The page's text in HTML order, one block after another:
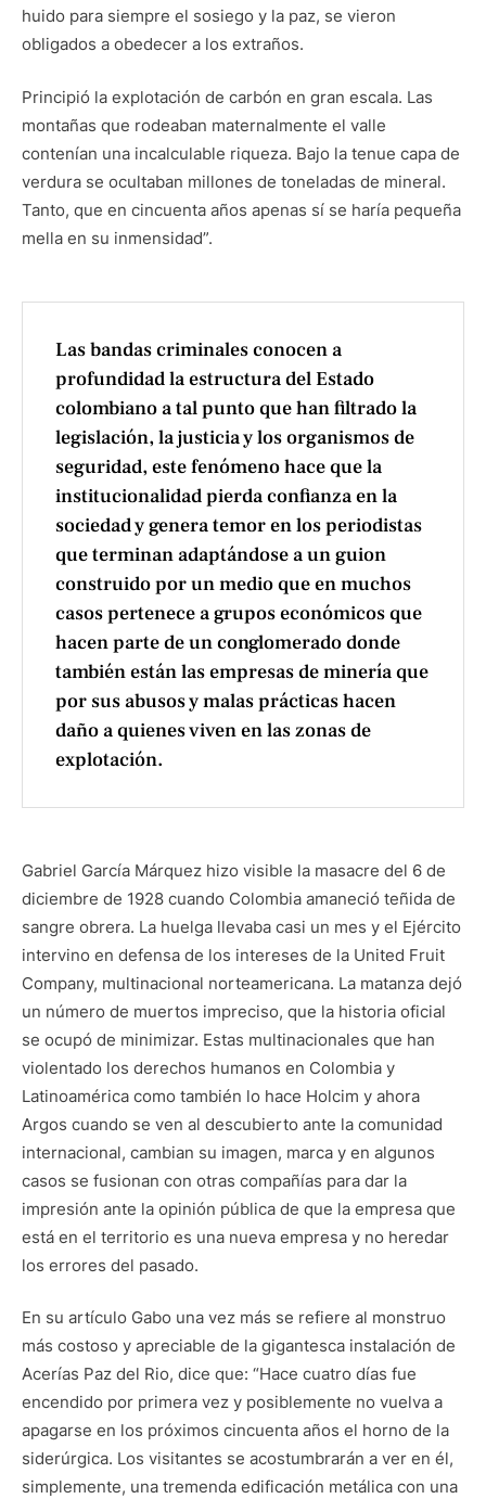
huido para siempre el sosiego y la paz, se vieron
obligados a obedecer a los extraños.
Principió la explotación de carbón en gran escala. Las
montañas que rodeaban maternalmente el valle
contenían una incalculable riqueza. Bajo la tenue capa de
verdura se ocultaban millones de toneladas de mineral.
Tanto, que en cincuenta años apenas sí se haría pequeña
mella en su inmensidad”.
Las bandas criminales conocen a
profundidad la estructura del Estado
colombiano a tal punto que han filtrado la
legislación, la justicia y los organismos de
seguridad, este fenómeno hace que la
institucionalidad pierda confianza en la
sociedad y genera temor en los periodistas
que terminan adaptándose a un guion
construido por un medio que en muchos
casos pertenece a grupos económicos que
hacen parte de un conglomerado donde
también están las empresas de minería que
por sus abusos y malas prácticas hacen
daño a quienes viven en las zonas de
explotación.
Gabriel García Márquez hizo visible la masacre del 6 de
diciembre de 1928 cuando Colombia amaneció teñida de
sangre obrera. La huelga llevaba casi un mes y el Ejército
intervino en defensa de los intereses de la United Fruit
Company, multinacional norteamericana. La matanza dejó
un número de muertos impreciso, que la historia oficial
se ocupó de minimizar. Estas multinacionales que han
violentado los derechos humanos en Colombia y
Latinoamérica como también lo hace Holcim y ahora
Argos cuando se ven al descubierto ante la comunidad
internacional, cambian su imagen, marca y en algunos
casos se fusionan con otras compañías para dar la
impresión ante la opinión pública de que la empresa que
está en el territorio es una nueva empresa y no heredar
los errores del pasado.
En su artículo Gabo una vez más se refiere al monstruo
más costoso y apreciable de la gigantesca instalación de
Acerías Paz del Rio, dice que: “Hace cuatro días fue
encendido por primera vez y posiblemente no vuelva a
apagarse en los próximos cincuenta años el horno de la
siderúrgica. Los visitantes se acostumbrarán a ver en él,
simplemente, una tremenda edificación metálica con una